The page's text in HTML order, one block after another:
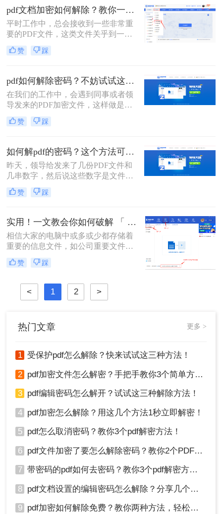
时，就会很麻烦。这时我们就需要对
其进行解密，以方便后续的操作，那
有什么办法能进行PDF解密呢？当然
有，今天小编就为大家推荐2个方
法，大家一起看看pdf加密如何解除
吧！
pdf文档加密如何解除？教你一招解除PDF权限密码！
平时工作中，总会接收到一些非常重
要的PDF文件，这类文件关乎到一些
机密信息，所以我们需要对这类文件
进行加密处理；那么pdf文档加密如何
大家有所帮助！
赞 踩
pdf如何解除密码？不妨试试这两种方法！
在我们的工作中，会遇到同事或者领
导发来的PDF加密文件，这样做是为
了保证文件的机密性；而我们每次打
开PDF文件都需要输入密码才能进行
时，就会很麻烦。这时我们就需要对
其进行解密，以方便后续的操作，那
有什么办法能进行PDF解密呢？当然
有，今天小编就为大家推荐个方法，
大家一起看看pdf如何解除密码吧！
赞 踩
如何解pdf的密码？这个方法可以试一试1
昨天，领导给发来了几份PDF文件和
几串数字，然后说这些数字是文件的
密码，让我将这几份文件里面的信息
整理一下，汇总成一个文档发给他。
的开关文件，感觉非常的不方便，于
是我就用软件将PDF文件进行了解
密，整理的速度一下子就提升了不
少。那么大家知道如何解pdf的密码
吗？不知道的话就跟着我一起来看看
这个方法吧。
赞 踩
实用！一文教会你如何破解 「 PDF 」文件密码!
相信大家的电脑中或多或少都存储着
重要的信息文件，如公司重要文件、
经常用的办公资料、一些照片或者视
频。这些对于大家来说极为珍贵的资
密，加密后就不怕别人访问和信息外
泄了。
赞 踩
< 1 2 >
热门文章 更多 >
1 受保护pdf怎么解除？快来试试这三种方法！
2 pdf加密文件怎么解密？手把手教你3个简单方法！
3 pdf编辑密码怎么解开？试试这三种解除方法！
4 pdf加密怎么解除？用这几个方法1秒立即解密！
5 pdf怎么取消密码？教你3个pdf解密方法！
6 pdf文件加密了要怎么解除密码？教你2个PDF解密方法
7 带密码的pdf如何去密码？教你3个pdf解密方法！
8 pdf文档设置的编辑密码怎么解除？分享几个解密方法！
9 pdf加密如何解除免费？教你两种方法，轻松解锁pdf文件！